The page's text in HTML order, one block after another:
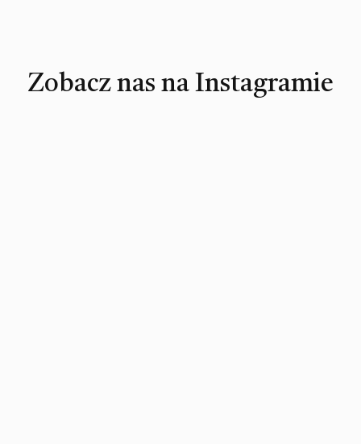
Zobacz nas na Instagramie